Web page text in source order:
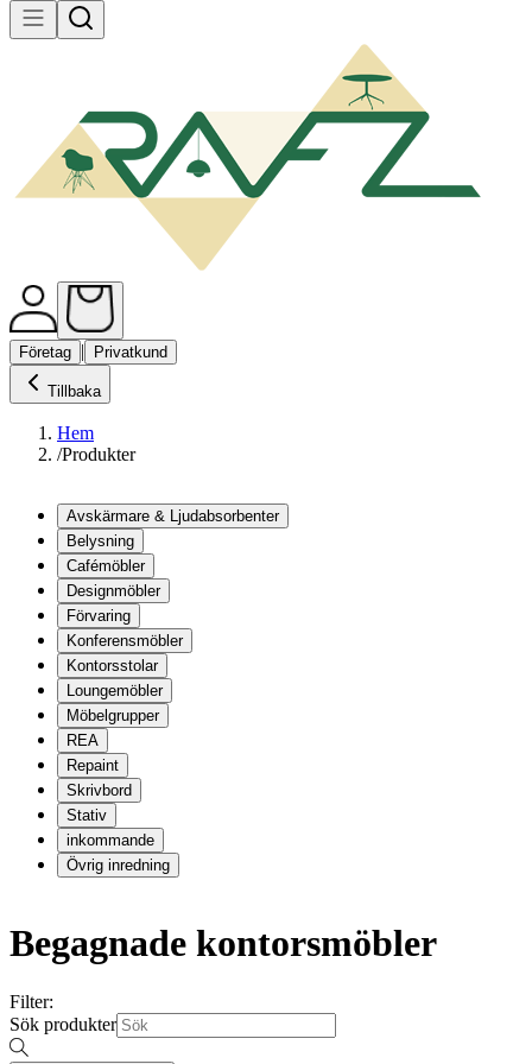
Företag | Privatkund
Tillbaka
Hem
/Produkter
Avskärmare & Ljudabsorbenter
Belysning
Cafémöbler
Designmöbler
Förvaring
Konferensmöbler
Kontorsstolar
Loungemöbler
Möbelgrupper
REA
Repaint
Skrivbord
Stativ
inkommande
Övrig inredning
Begagnade kontorsmöbler
Filter:
Sök produkter